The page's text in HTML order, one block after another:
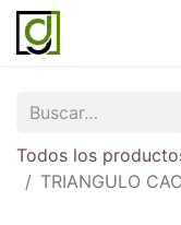
Todos los
TRIANGULO